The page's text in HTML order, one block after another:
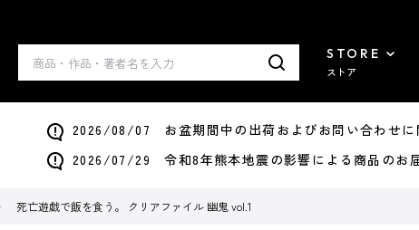
STORE
ストア
2026/08/07 お盆期間中の出荷およびお問い合わせに
2026/07/29 令和8年熊本地震の影響による商品のお
死亡遊戯で飯を食う。 クリアファイル 幽鬼 vol.1